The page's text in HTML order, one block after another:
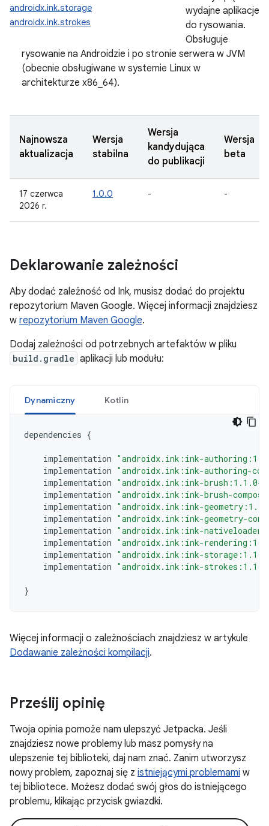
androidx.ink.storage
androidx.ink.strokes
wydajne aplikacje
do rysowania.
Obsługuje
rysowanie na Androidzie i po stronie serwera w JVM
(obecnie obsługiwane w systemie Linux w
architekturze x86_64).
Najnowsza
aktualizacja
Wersja
stabilna
Wersja
kandydująca
do publikacji
Wersja
beta
17 czerwca
2026 r.
1.0.0 - -
Deklarowanie zależności
Aby dodać zależność od Ink, musisz dodać do projektu
repozytorium Maven Google. Więcej informacji znajdziesz
w repozytorium Maven Google.
Dodaj zależności od potrzebnych artefaktów w pliku
build.gradle aplikacji lub modułu:
Dynamiczny Kotlin
dependencies {
implementation "androidx.ink:ink-
implementation "androidx.ink:ink-authoring-
implementation "androidx.ink:ink-brush:1.1.0-
implementation "androidx.ink:ink-brush-
implementation "androidx.ink:ink-
implementation "androidx.ink:ink-geometry-
implementation "androidx.ink:ink-
implementation "androidx.ink:ink-
implementation "androidx.ink:ink-
implementation "androidx.ink:ink-
}
Więcej informacji o zależnościach znajdziesz w artykule
Dodawanie zależności kompilacji.
Prześlij opinię
Twoja opinia pomoże nam ulepszyć Jetpacka. Jeśli
znajdziesz nowe problemy lub masz pomysły na
ulepszenie tej biblioteki, daj nam znać. Zanim utworzysz
nowy problem, zapoznaj się z istniejącymi problemami w
tej bibliotece. Możesz dodać swój głos do istniejącego
problemu, klikając przycisk gwiazdki.